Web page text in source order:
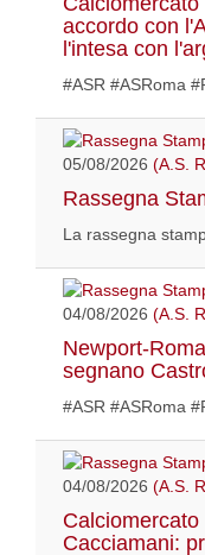
accordo con
l'intesa con
#ASR #ASRoma
05/08/2026 (A.S.
Rassegna
La rassegna
04/08/2026 (A.S.
Newport-
segnano
#ASR #ASRoma
04/08/2026 (A.S.
Cacciamani: